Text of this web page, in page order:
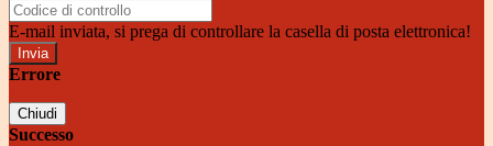
E-mail inviata, si prega di controllare la casella di posta elettronica!
Errore
Chiudi
Successo